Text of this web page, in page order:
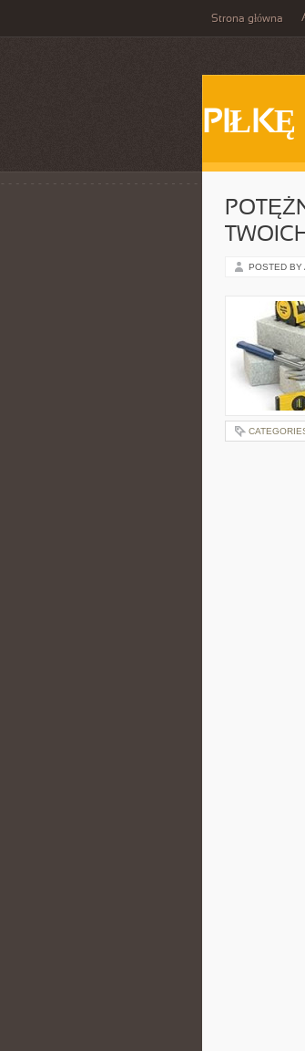
Strona główna
PIŁKĘ
POSTED BY